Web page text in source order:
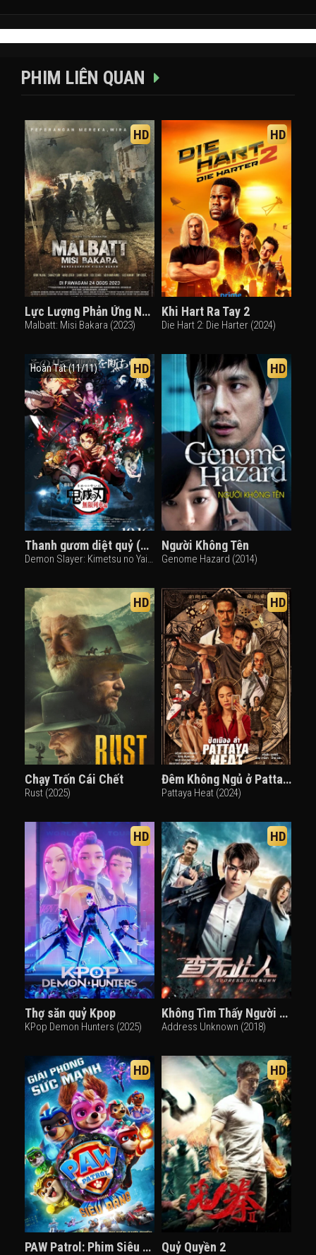
PHIM LIÊN QUAN
HD
Lực Lượng Phản Ứng Nhanh
Malbatt: Misi Bakara (2023)
HD
Khi Hart Ra Tay 2
Die Hart 2: Die Harter (2024)
Hoàn Tất (11/11) HD
Thanh gươm diệt quỷ (Phần 4) - Phần Làng rèn kiếm
Demon Slayer: Kimetsu no Yaiba (Season 4) (2023)
HD
Người Không Tên
Genome Hazard (2014)
HD
Chạy Trốn Cái Chết
Rust (2025)
HD
Đêm Không Ngủ ở Pattaya
Pattaya Heat (2024)
HD
Thợ săn quỷ Kpop
KPop Demon Hunters (2025)
HD
Không Tìm Thấy Người Này (2018)
Address Unknown (2018)
HD
PAW Patrol: Phim Siêu Đẳng
HD
Quỷ Quyền 2